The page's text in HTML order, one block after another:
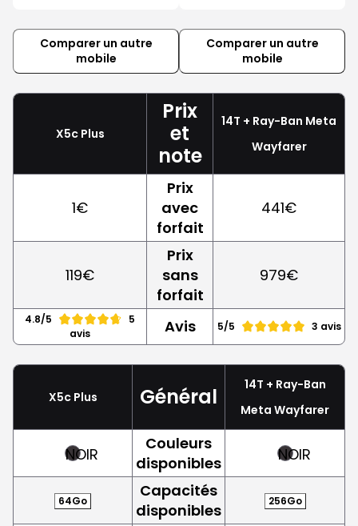
Comparer un autre
mobile
Comparer un autre
mobile
X5c Plus
Prix
et
note
14T + Ray-Ban Meta
Wayfarer
1€
Prix
avec
forfait
441€
119€
Prix
sans
forfait
979€
4.8/5
5
avis
Avis 5/5 3 avis
X5c Plus Général
14T + Ray-Ban
Meta Wayfarer
NOIR
Couleurs
disponibles
NOIR
64Go
Capacités
disponibles
256Go